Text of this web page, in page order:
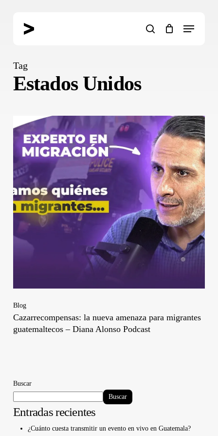
search
Menu
Tag
Estados Unidos
Blog
Cazarrecompensas: la nueva amenaza para migrantes
guatemaltecos – Diana Alonso Podcast
Buscar
Buscar
Entradas recientes
¿Cuánto cuesta transmitir un evento en vivo en Guatemala?